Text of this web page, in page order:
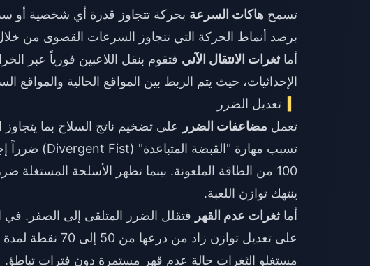
تسمح هاكات السرعة
برصد أنماط الحركة التي تتجاوز السرعات القصوى من
أماثغرات الانتقال الآني
الإحداثيات، حيث يتم الربط بين المواقع الحالية والمواقع
تعديل الضرر
تعمل مضاعفات الضرر
ينتهك توازن اللعبة.
أماثغرات عدم القهر
مستغلو الثغرات حالة عدم قهر مستمرة دون فترات تباطؤ.